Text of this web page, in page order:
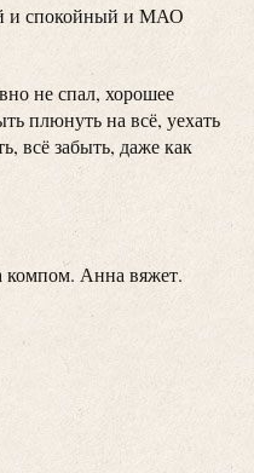
и спокойный и МАО
не спал, хорошее
плюнуть на всё, уехать
всё забыть, даже как
Анна вяжет.